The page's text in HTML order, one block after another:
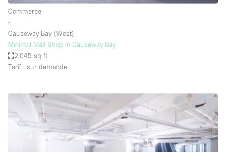
Bar
Chauffage
Comptoir
Cuisine
De plain-pied
Entrée Large
Commerce
∙
Causeway Bay (West)
Minimal Mall Shop in Causeway Bay
2,045 sq ft
Tarif : sur demande